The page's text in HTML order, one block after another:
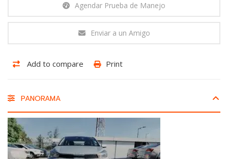
Agendar Prueba de Manejo
Enviar a un Amigo
Add to compare Print
PANORAMA